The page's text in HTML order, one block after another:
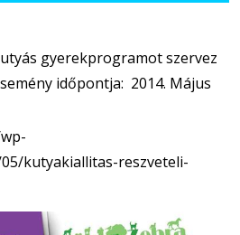
gyerekprogramot szervez
időpontja: 2014. Május
kutyakiallitas-reszveteli-